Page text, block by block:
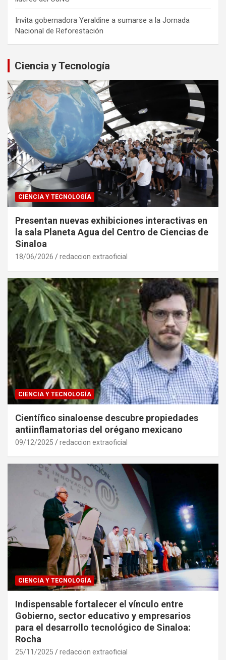
Invita gobernadora Yeraldine a sumarse a la Jornada
Nacional de Reforestación
Ciencia y Tecnología
CIENCIA Y TECNOLOGÍA
Presentan nuevas exhibiciones interactivas en
la sala Planeta Agua del Centro de Ciencias de
Sinaloa
18/06/2026 redaccion extraoficial
CIENCIA Y TECNOLOGÍA
Científico sinaloense descubre propiedades
antiinflamatorias del orégano mexicano
09/12/2025 redaccion extraoficial
CIENCIA Y TECNOLOGÍA
Indispensable fortalecer el vínculo entre
Gobierno, sector educativo y empresarios
para el desarrollo tecnológico de Sinaloa:
Rocha
25/11/2025 redaccion extraoficial